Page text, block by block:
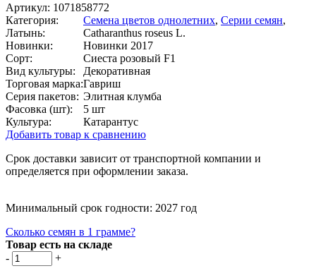
Артикул: 1071858772
Категория:
Семена цветов однолетних, Серии семян,
Латынь:
Сatharanthus roseus L.
Новинки:
Новинки 2017
Сорт:
Сиеста розовый F1
Вид культуры:
Декоративная
Торговая марка:Гавриш
Серия пакетов: Элитная клумба
Фасовка (шт):
5 шт
Культура:
Катарантус
Добавить товар к сравнению
Срок доставки зависит от транспортной компании и
определяется при оформлении заказа.
Минимальный срок годности: 2027 год
Сколько семян в 1 грамме?
Товар есть на складе
-
+